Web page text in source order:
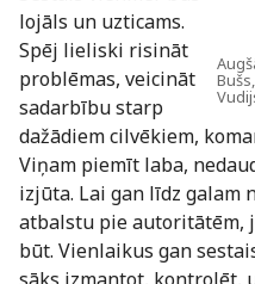
lojāls un uzticams.
Spēj lieliski risināt
problēmas, veicināt
sadarbību starp
dažādiem cilvēkiem,
Viņam piemīt laba,
izjūta. Lai gan līdz galam
atbalstu pie autoritātēm,
būt. Vienlaikus gan